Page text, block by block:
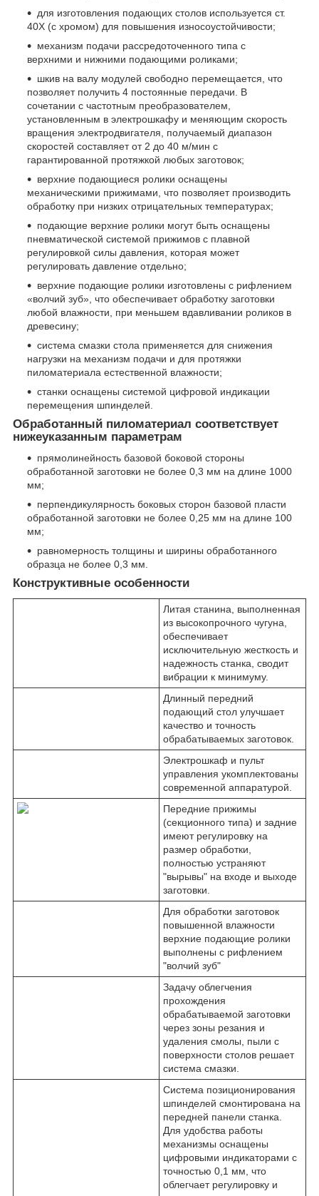
для изготовления подающих столов используется ст.
40Х (с хромом) для повышения износоустойчивости;
механизм подачи рассредоточенного типа с
верхними и нижними подающими роликами;
шкив на валу модулей свободно перемещается, что
позволяет получить 4 постоянные передачи. В
сочетании с частотным преобразователем,
установленным в электрошкафу и меняющим скорость
вращения электродвигателя, получаемый диапазон
скоростей составляет от 2 до 40 м/мин с
гарантированной протяжкой любых заготовок;
верхние подающиеся ролики оснащены
механическими прижимами, что позволяет производить
обработку при низких отрицательных температурах;
подающие верхние ролики могут быть оснащены
пневматической системой прижимов с плавной
регулировкой силы давления, которая может
регулировать давление отдельно;
верхние подающие ролики изготовлены с рифлением
«волчий зуб», что обеспечивает обработку заготовки
любой влажности, при меньшем вдавливании роликов в
древесину;
система смазки стола применяется для снижения
нагрузки на механизм подачи и для протяжки
пиломатериала естественной влажности;
станки оснащены системой цифровой индикации
перемещения шпинделей.
Обработанный пиломатериал соответствует
нижеуказанным параметрам
прямолинейность базовой боковой стороны
обработанной заготовки не более 0,3 мм на длине 1000
мм;
перпендикулярность боковых сторон базовой пласти
обработанной заготовки не более 0,25 мм на длине 100
мм;
равномерность толщины и ширины обработанного
образца не более 0,3 мм.
Конструктивные особенности
Литая станина, выполненная
из высокопрочного чугуна,
обеспечивает
исключительную жесткость и
надежность станка, сводит
вибрации к минимуму.
Длинный передний
подающий стол улучшает
качество и точность
обрабатываемых заготовок.
Электрошкаф и пульт
управления укомплектованы
современной аппаратурой.
Передние прижимы
(секционного типа) и задние
имеют регулировку на
размер обработки,
полностью устраняют
"вырывы" на входе и выходе
заготовки.
Для обработки заготовок
повышенной влажности
верхние подающие ролики
выполнены с рифлением
"волчий зуб"
Задачу облегчения
прохождения
обрабатываемой заготовки
через зоны резания и
удаления смолы, пыли с
поверхности столов решает
система смазки.
Система позиционирования
шпинделей смонтирована на
передней панели станка.
Для удобства работы
механизмы оснащены
цифровыми индикаторами с
точностью 0,1 мм, что
облегчает регулировку и